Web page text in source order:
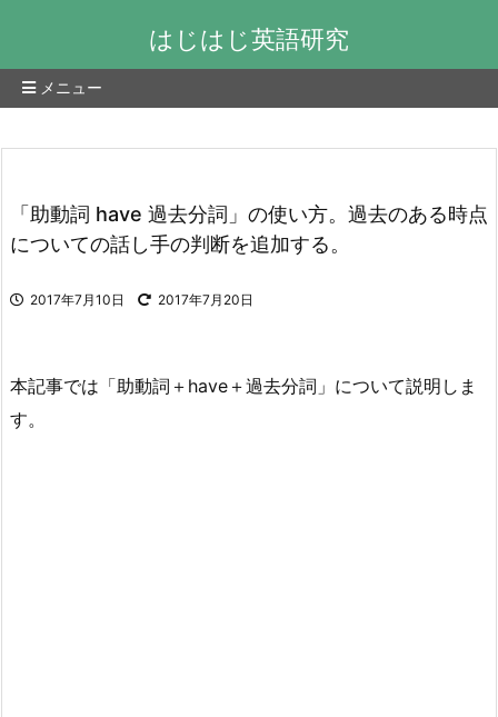
はじはじ英語研究
メニュー
「助動詞 have 過去分詞」の使い方。過去のある時点
についての話し手の判断を追加する。
2017年7月10日 2017年7月20日
本記事では「助動詞＋have＋過去分詞」について説明しま
す。